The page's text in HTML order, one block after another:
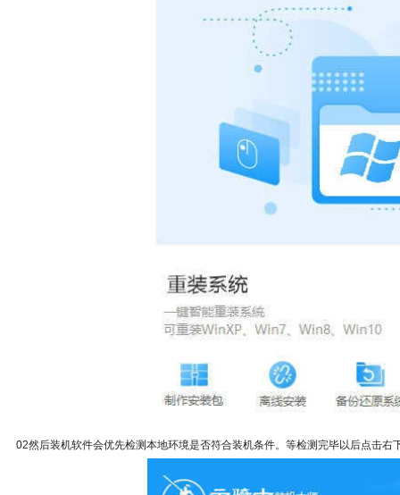
02然后装机软件会优先检测本地环境是否符合装机条件。等检测完毕以后点击右